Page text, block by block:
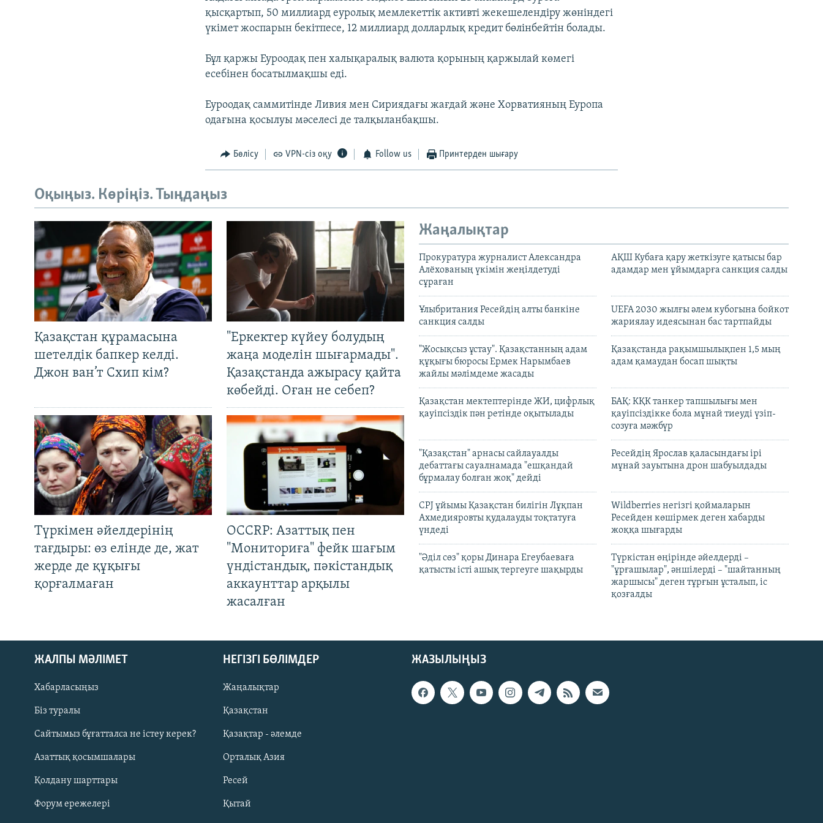
Русский
ЖАЗЫЛЫҢЫЗ
қысқартып, 50 миллиард еуролық мемлекеттік активті жекешелендіру жөніндегі
үкімет жоспарын бекітпесе, 12 миллиард долларлық кредит бөлінбейтін болады.
Бұл қаржы Еуроодақ пен халықаралық валюта қорының қаржылай көмегі
есебінен босатылмақшы еді.
Еуроодақ саммитінде Ливия мен Сириядағы жағдай және Хорватияның Еуропа
одағына қосылуы мәселесі де талқыланбақшы.
Бөлісу VPN-сіз оқу Follow us Принтерден шығару
Оқыңыз. Көріңіз. Тыңдаңыз
Қазақстан құрамасына
шетелдік бапкер келді.
Джон ван’т Схип кім?
"Еркектер күйеу болудың
жаңа моделін шығармады".
Қазақстанда ажырасу қайта
көбейді. Оған не себеп?
Түркімен әйелдерінің
тағдыры: өз елінде де, жат
жерде де құқығы
қорғалмаған
OCCRP: Азаттық пен
"Мониториға" фейк шағым
үндістандық, пәкістандық
аккаунттар арқылы
жасалған
Жаңалықтар
Прокуратура журналист Александра
Алёхованың үкімін жеңілдетуді
сұраған
АҚШ Кубаға қару жеткізуге қатысы бар
адамдар мен ұйымдарға санкция салды
Ұлыбритания Ресейдің алты банкіне
санкция салды
UEFA 2030 жылғы әлем кубогына бойкот
жариялау идеясынан бас тартпайды
"Жосықсыз ұстау". Қазақстанның адам
құқығы бюросы Ермек Нарымбаев
жайлы мәлімдеме жасады
Қазақстанда рақымшылықпен 1,5 мың
адам қамаудан босап шықты
Қазақстан мектептерінде ЖИ, цифрлық
қауіпсіздік пән ретінде оқытылады
БАҚ: КҚК танкер тапшылығы мен
қауіпсіздікке бола мұнай тиеуді үзіп-
созуға мәжбүр
"Қазақстан" арнасы сайлауалды
дебаттағы сауалнамада "ешқандай
бұрмалау болған жоқ" дейді
Ресейдің Ярослав қаласындағы ірі
мұнай зауытына дрон шабуылдады
CPJ ұйымы Қазақстан билігін Лұқпан
Ахмедияровты қудалауды тоқтатуға
үндеді
Wildberries негізгі қоймаларын
Ресейден көшірмек деген хабарды
жоққа шығарды
"Әділ сөз" қоры Динара Егеубаеваға
қатысты істі ашық тергеуге шақырды
Түркістан өңірінде әйелдерді –
"ұрғашылар", әншілерді – "шайтанның
жаршысы" деген тұрғын ұсталып, іс
қозғалды
ЖАЗЫЛЫҢЫЗ
ЖАЛПЫ МӘЛІМЕТ
Хабарласыңыз
Біз туралы
Сайтымыз бұғатталса не істеу керек?
Азаттық қосымшалары
Қолдану шарттары
Форум ережелері
НЕГІЗГІ БӨЛІМДЕР
Жаңалықтар
Қазақстан
Қазақтар - әлемде
Орталық Азия
Ресей
Қытай